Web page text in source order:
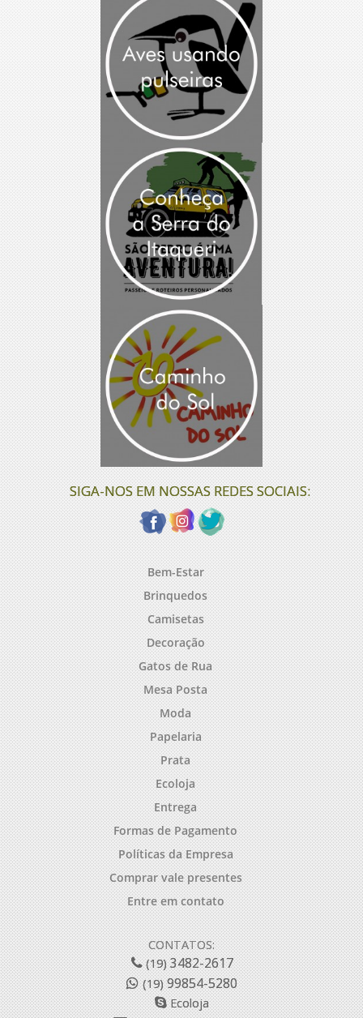
SIGA-NOS EM NOSSAS REDES SOCIAIS:
Bem-Estar
Brinquedos
Camisetas
Decoração
Gatos de Rua
Mesa Posta
Moda
Papelaria
Prata
Ecoloja
Entrega
Formas de Pagamento
Políticas da Empresa
Comprar vale presentes
Entre em contato
CONTATOS:
(19)3482-2617
(19)99854-5280
Ecoloja